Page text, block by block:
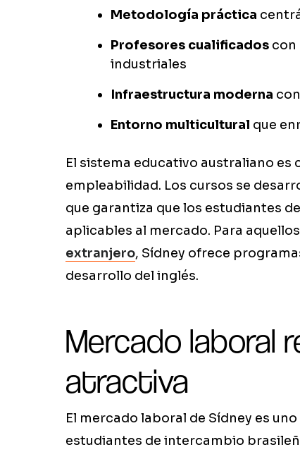
Metodología práctica
Profesores cualificados con
industriales
Infraestructura moderna
Entorno multicultural que
El sistema educativo australiano es
empleabilidad. Los cursos se
que garantiza que los estudiantes
aplicables al mercado. Para
extranjero, Sídney ofrece
desarrollo del inglés.
Mercado laboral
atractiva
El mercado laboral de Sídney es
estudiantes de intercambio